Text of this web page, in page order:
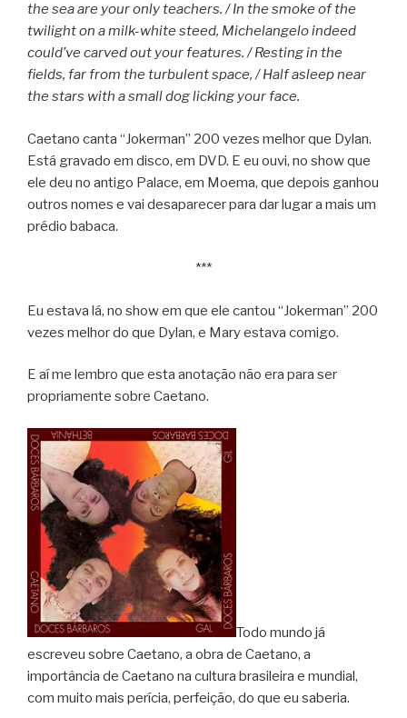
the sea are your only teachers. /In the smoke of the
twilight on a milk-white steed, Michelangelo indeed
could’ve carved out your features. /Resting in the
fields, far from the turbulent space, /Half asleep near
the stars with a small dog licking your face.
Caetano canta “Jokerman” 200 vezes melhor que Dylan.
Está gravado em disco, em DVD. E eu ouvi, no show que
ele deu no antigo Palace, em Moema, que depois ganhou
outros nomes e vai desaparecer para dar lugar a mais um
prédio babaca.
***
Eu estava lá, no show em que ele cantou “Jokerman” 200
vezes melhor do que Dylan, e Mary estava comigo.
E aí me lembro que esta anotação não era para ser
propriamente sobre Caetano.
Todo mundo já
escreveu sobre Caetano, a obra de Caetano, a
importância de Caetano na cultura brasileira e mundial,
com muito mais perícia, perfeição, do que eu saberia.